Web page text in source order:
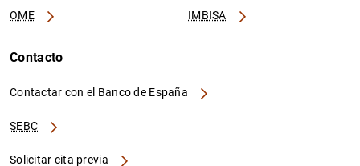
OME IMBISA
Contacto
Contactar con el Banco de España
SEBC
Solicitar cita previa